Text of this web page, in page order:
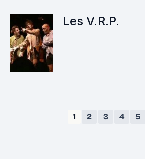
Les V.R.P.
1 2 3 4 5